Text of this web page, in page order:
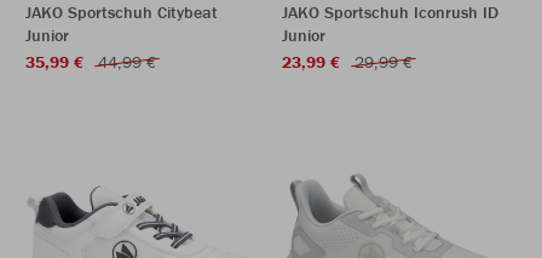
JAKO Sportschuh Citybeat
Junior
35,99 €
44,99 €
JAKO Sportschuh Iconrush ID
Junior
23,99 €
29,99 €